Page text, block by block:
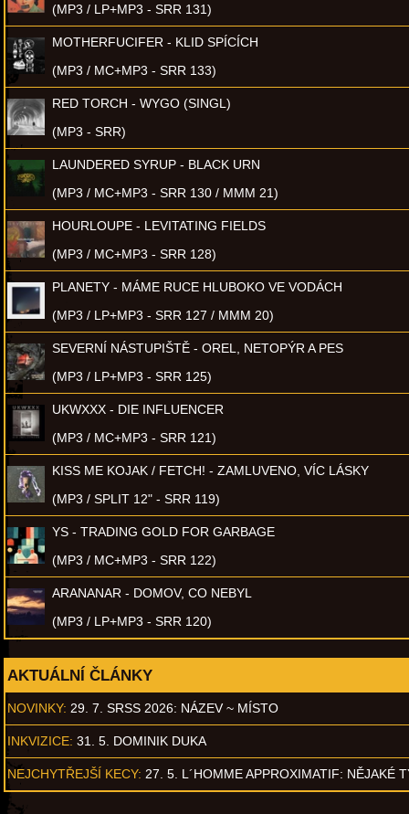
(MP3 / LP+MP3 - SRR 131)
MOTHERFUCIFER - KLID SPÍCÍCH
(MP3 / MC+MP3 - SRR 133)
RED TORCH - WYGO (SINGL)
(MP3 - SRR)
LAUNDERED SYRUP - BLACK URN
(MP3 / MC+MP3 - SRR 130 / MMM 21)
HOURLOUPE - LEVITATING FIELDS
(MP3 / MC+MP3 - SRR 128)
PLANETY - MÁME RUCE HLUBOKO VE VODÁCH
(MP3 / LP+MP3 - SRR 127 / MMM 20)
SEVERNÍ NÁSTUPIŠTĚ - OREL, NETOPÝR A PES
(MP3 / LP+MP3 - SRR 125)
UKWXXX - DIE INFLUENCER
(MP3 / MC+MP3 - SRR 121)
KISS ME KOJAK / FETCH! - ZAMLUVENO, VÍC LÁSKY
(MP3 / SPLIT 12" - SRR 119)
YS - TRADING GOLD FOR GARBAGE
(MP3 / MC+MP3 - SRR 122)
ARANANAR - DOMOV, CO NEBYL
(MP3 / LP+MP3 - SRR 120)
AKTUÁLNÍ ČLÁNKY
NOVINKY: 29. 7. SRSS 2026: NÁZEV ~ MÍSTO
INKVIZICE: 31. 5. DOMINIK DUKA
NEJCHYTŘEJŠÍ KECY: 27. 5. L´HOMME APPROXIMATIF: NĚJAKÉ